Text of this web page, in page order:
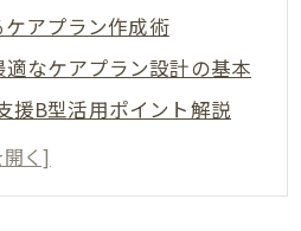
アプラン作成術
なケアプラン設計の基本
援B型活用ポイント解説
プラン作成の流れを知る
B型サービスとプラン連携